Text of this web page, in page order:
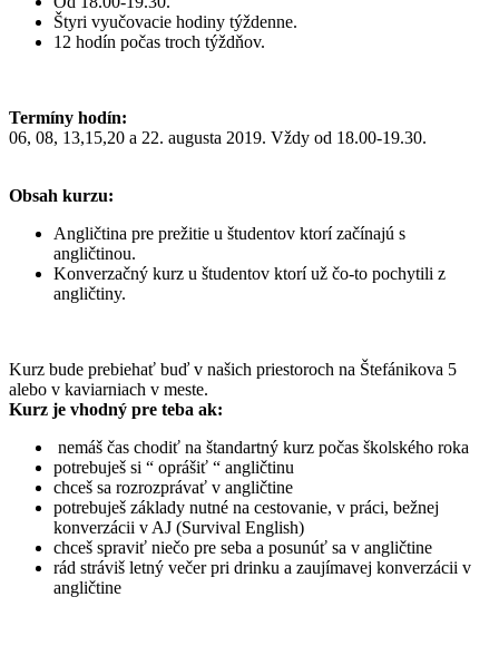
Štyri vyučovacie hodiny týždenne.
12 hodín počas troch týždňov.
Termíny hodín:
06, 08, 13,15,20 a 22. augusta 2019. Vždy od 18.00-19.30.
Obsah kurzu:
Angličtina pre prežitie u študentov ktorí začínajú s
angličtinou.
Konverzačný kurz u študentov ktorí už čo-to pochytili z
angličtiny.
Kurz bude prebiehať buď v našich priestoroch na Štefánikova 5
alebo v kaviarniach v meste.
Kurz je vhodný pre teba ak:
nemáš čas chodiť na štandartný kurz počas školského roka
potrebuješ si “ oprášiť “ angličtinu
chceš sa rozrozprávať v angličtine
potrebuješ základy nutné na cestovanie, v práci, bežnej
konverzácii v AJ (Survival English)
chceš spraviť niečo pre seba a posunúť sa v angličtine
rád stráviš letný večer pri drinku a zaujímavej konverzácii v
angličtine